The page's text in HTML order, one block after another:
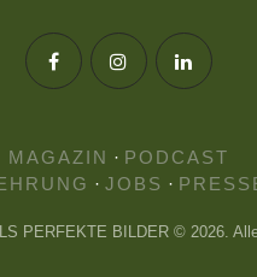
MAGAZIN · PODCAST
· JOBS ·
PERFEKTE BILDER © 2026.